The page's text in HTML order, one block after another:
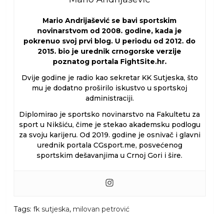
Mario Andrijašević se bavi sportskim
novinarstvom od 2008. godine, kada je
pokrenuo svoj prvi blog. U periodu od 2012. do
2015. bio je urednik crnogorske verzije
poznatog portala FightSite.hr.
Dvije godine je radio kao sekretar KK Sutjeska, što
mu je dodatno proširilo iskustvo u sportskoj
administraciji.
Diplomirao je sportsko novinarstvo na Fakultetu za
sport u Nikšiću, čime je stekao akademsku podlogu
za svoju karijeru. Od 2019. godine je osnivač i glavni
urednik portala CGsport.me, posvećenog
sportskim dešavanjima u Crnoj Gori i šire.
Tags: fk sutjeska, milovan petrović